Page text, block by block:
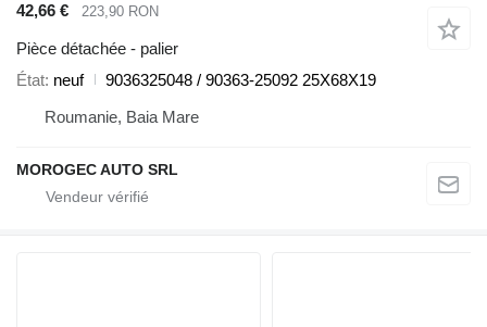
42,66 € 223,90 RON
Pièce détachée - palier
État neuf
9036325048 / 90363-25092 25X68X19
Roumanie, Baia Mare
MOROGEC AUTO SRL